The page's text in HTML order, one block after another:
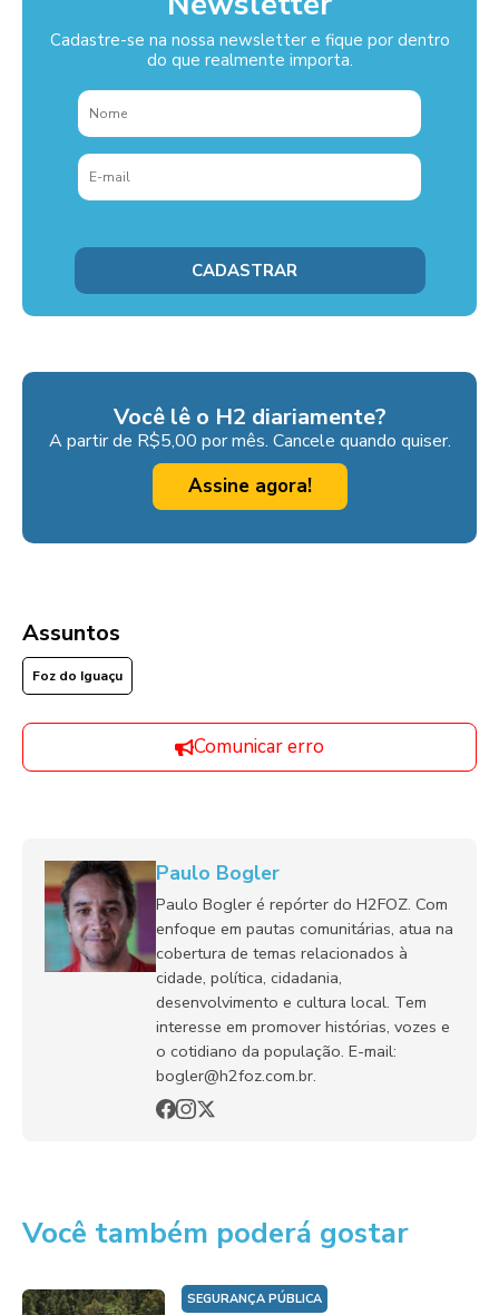
Cadastre-se na nossa newsletter e fique por dentro
do que realmente importa.
Você lê o H2 diariamente?
A partir de R$5,00 por mês. Cancele quando quiser.
Assine agora!
Assuntos
Foz do Iguaçu
Comunicar erro
Paulo Bogler
Paulo Bogler é repórter do H2FOZ. Com
enfoque em pautas comunitárias, atua na
cobertura de temas relacionados à
cidade, política, cidadania,
desenvolvimento e cultura local. Tem
interesse em promover histórias, vozes e
o cotidiano da população. E-mail:
bogler@h2foz.com.br.
Você também poderá gostar
SEGURANÇA PÚBLICA